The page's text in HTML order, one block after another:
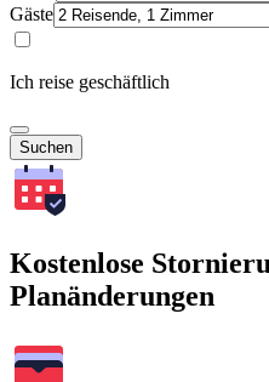
Gäste
Ich reise geschäftlich
Suchen
Kostenlose
Planänderungen